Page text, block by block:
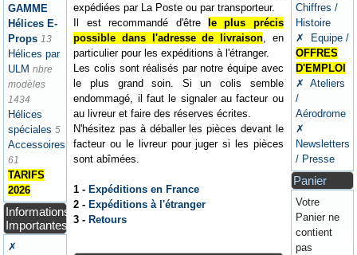
GAMME
Hélices E-
Props 13
Hélices par
ULM nbre
modèles
1434
Hélices
spéciales 5
Accessoires
61
TARIFS
2026
Informations
Importantes
✗
expédiées par La Poste ou par transporteur.
Il est recommandé d'être le plus précis
possible dans l'adresse de livraison , en
particulier pour les expéditions à l'étranger.
Les colis sont réalisés par notre équipe avec
le plus grand soin. Si un colis semble
endommagé, il faut le signaler au facteur ou
au livreur et faire des réserves écrites.
N'hésitez pas à déballer les pièces devant le
facteur ou le livreur pour juger si les pièces
sont abîmées.
1 -Expéditions en France
2 -Expéditions à l'étranger
3 -Retours
Chiffres /
Histoire
✗ Equipe /
OFFRES
D'EMPLOI
✗ Ateliers
/
Aérodrome
✗
Newsletters
/ Presse
Panier
Votre
Panier ne
contient
pas